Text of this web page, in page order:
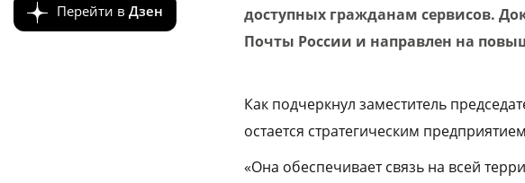
Перейти в Дзен
доступных гражданам сервисов.
Почты России и направлен на
Как подчеркнул заместитель
остается стратегическим
«Она обеспечивает связь на всей